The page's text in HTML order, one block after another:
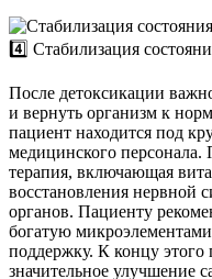
4️⃣ Стабилизация
После детоксикации
и вернуть организм к
пациент находится под
медицинского
терапия, включающая
восстановления нервной
органов. Пациенту
богатую
поддержку. К концу этого
значительное улучшение